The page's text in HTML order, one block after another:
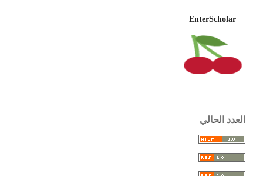
العدد الحالي